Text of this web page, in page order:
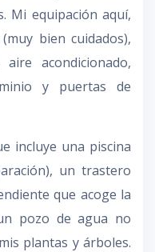
Mi equipación aquí,
bien cuidados),
acondicionado,
y puertas de
incluye una piscina
un trastero
que acoge la
pozo de agua no
plantas y árboles.